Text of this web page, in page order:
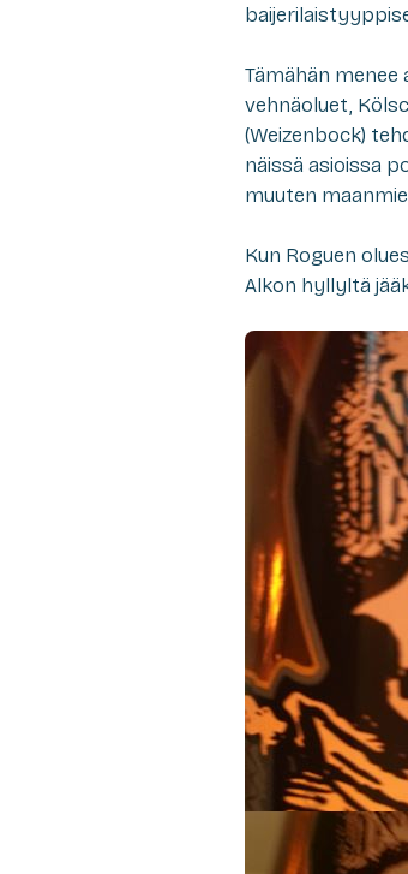
Tämähän
vehnäoluet,
(Weizenbock)
näissä asioissa
muuten
Kun Roguen
Alkon hyllyltä